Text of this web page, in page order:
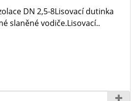
DN 2,5-8Lisovací dutinka
slaněné vodiče.Lisovací..